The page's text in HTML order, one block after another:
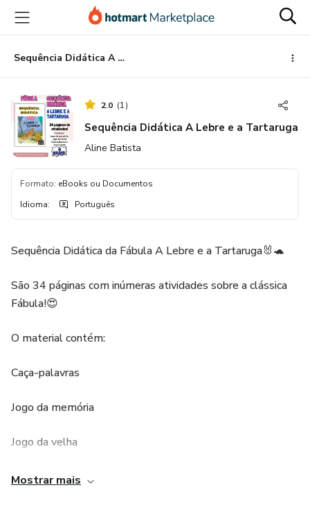
para
conteúdo
principal
para
pagamento
para
rodapé
Sequência Didática A Lebre e a Tartaruga
2.0 (1)
Sequência Didática A Lebre e a Tartaruga
Aline Batista
Formato: eBooks ou Documentos
Idioma: Português
Sequência Didática da Fábula A Lebre e a Tartaruga🐰🐢
São 34 páginas com inúmeras atividades sobre a clássica
Fábula!😍
O material contém:
Caça-palavras
Jogo da memória
Jogo da velha
Quebra cabeça
Mostrar mais